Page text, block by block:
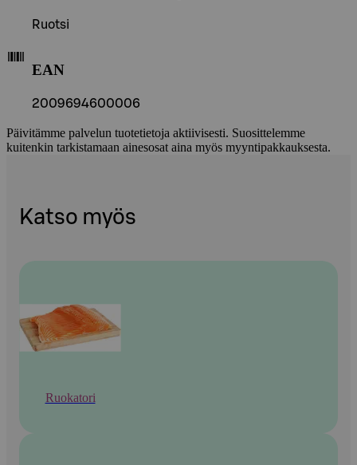
Ruotsi
EAN
2009694600006
Päivitämme palvelun tuotetietoja aktiivisesti. Suosittelemme
kuitenkin tarkistamaan ainesosat aina myös myyntipakkauksesta.
Katso myös
Ruokatori